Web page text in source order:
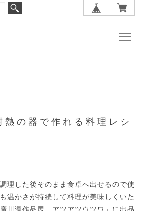
熱の器で作れる料理レシ
理した後そのまま食卓へ出せるので使
温かさが持続して料理が美味しくいた
川温作品展 アツアツウツワ」に出品